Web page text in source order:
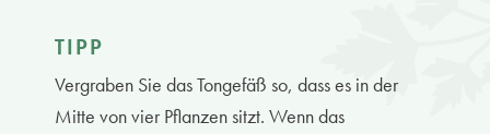
TIPP
Vergraben Sie das Tongefäß so, dass es in der
Mitte von vier Pflanzen sitzt. Wenn das